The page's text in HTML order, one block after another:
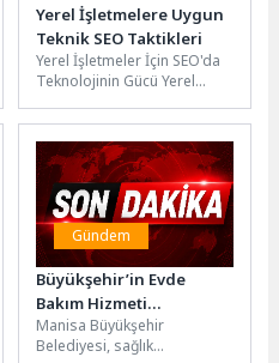
Yerel İşletmelere Uygun
Teknik SEO Taktikleri
Yerel İşletmeler İçin SEO'da
Teknolojinin Gücü Yerel
çalışmaları, teknolojinin
sunduğu imkanlarla daha...
Gündem
Büyükşehir’in Evde
Bakım Hizmeti
Vatandaşların Yaşamını
Kolaylaştırıyor
Manisa Büyükşehir
Belediyesi, sağlık